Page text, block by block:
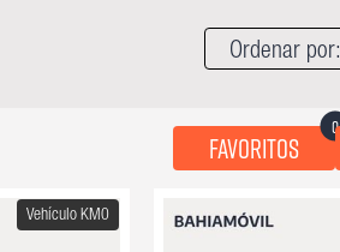
Ordenar por:
Favoritos
0
Vehículo KM0